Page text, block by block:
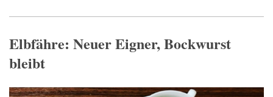
Elbfähre: Neuer Eigner, Bockwurst
bleibt